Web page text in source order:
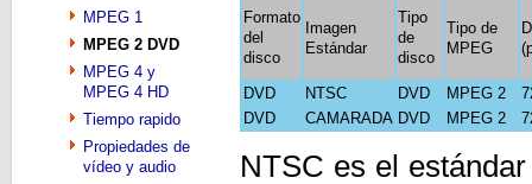
MPEG 1
MPEG 2 DVD
MPEG 4 y
MPEG 4 HD
Tiempo rapido
Propiedades de
vídeo y audio
Formato
del
disco
Imagen
Estándar
Tipo
de
disco
Tipo de
MPEG
DVD NTSC DVD MPEG 2
DVD
CAMARADA DVD MPEG 2
NTSC es el